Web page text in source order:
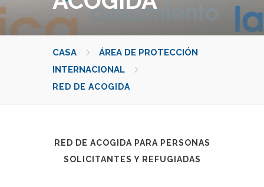
CASA
ÁREA DE PROTECCIÓN
INTERNACIONAL
RED DE ACOGIDA
RED DE ACOGIDA PARA PERSONAS
SOLICITANTES Y REFUGIADAS